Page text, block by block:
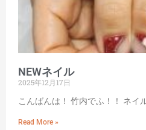
NEWネイル
2025年12月17日
こんばんは！ 竹内でふ！！ ネイ
Read More »